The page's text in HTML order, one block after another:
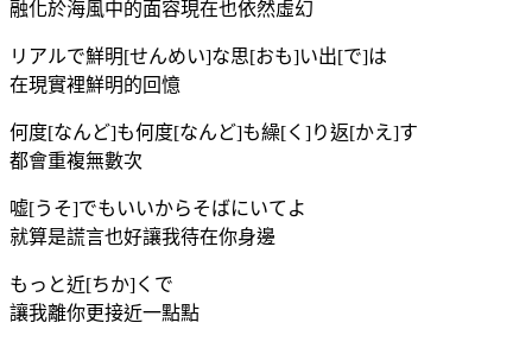
融化於海風中的面容現在也依然虛幻
リアルで鮮明[せんめい]な思[おも]い出[で]は
在現實裡鮮明的回憶
何度[なんど]も何度[なんど]も繰[く]り返[かえ]す
都會重複無數次
嘘[うそ]でもいいからそばにいてよ
就算是謊言也好讓我待在你身邊
もっと近[ちか]くで
讓我離你更接近一點點